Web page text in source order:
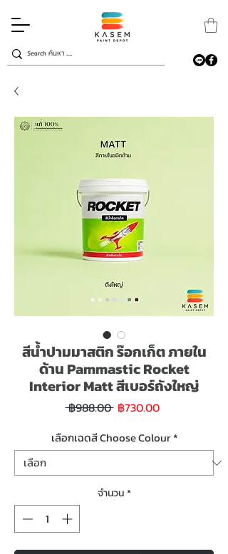
สีน้ำปามมาสติก ร๊อกเก็ต ภายใน
ด้าน Pammastic Rocket
Interior Matt สีเบอร์ถังใหญ่
฿988.00 ราคา
฿730.00ราคา
เลือกเฉดสี Choose Colour *
จำนวน *